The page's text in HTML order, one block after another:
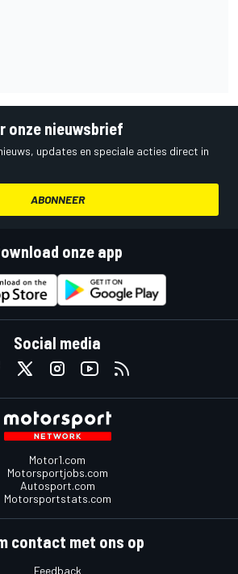
onze nieuwsbrief
updates en speciale acties direct in
ABONNEER
onze app
Social media
Motor1.com
Motorsportjobs.com
Autosport.com
Motorsportstats.com
contact met ons op
Feedback